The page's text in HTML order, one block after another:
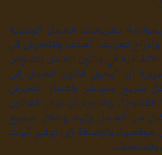
تشريعات العمل الوطنية
وإدراج تعريف العنف والتحرش في
الاتفاقية في قانون العمل بنصوص
أن "يحيل قانون العمل إلى
صريح ومباشر باعتبار التحرش
وضرورة أن يوفر القانون
من العمل وإليه، وخلال جميع
بالإضافة إلى توفير آليات
والمنصف.